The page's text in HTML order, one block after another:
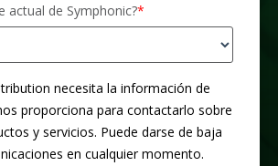
actual de Symphonic?*
necesita la información de
proporciona para contactarlo sobre
y servicios. Puede darse de baja
en cualquier momento.